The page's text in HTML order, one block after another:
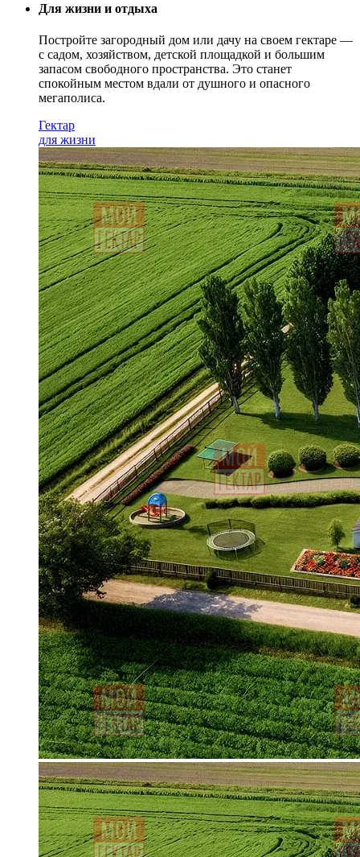
Для жизни и отдыха
Постройте загородный дом или дачу на своем гектаре —
с садом, хозяйством, детской площадкой и большим
запасом свободного пространства. Это станет
спокойным местом вдали от душного и опасного
мегаполиса.
Гектар
для жизни